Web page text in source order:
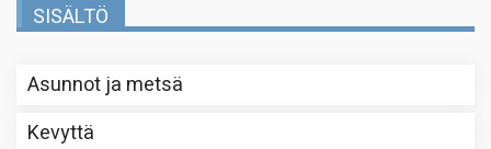
SISÄLTÖ
Asunnot ja metsä
Kevyttä